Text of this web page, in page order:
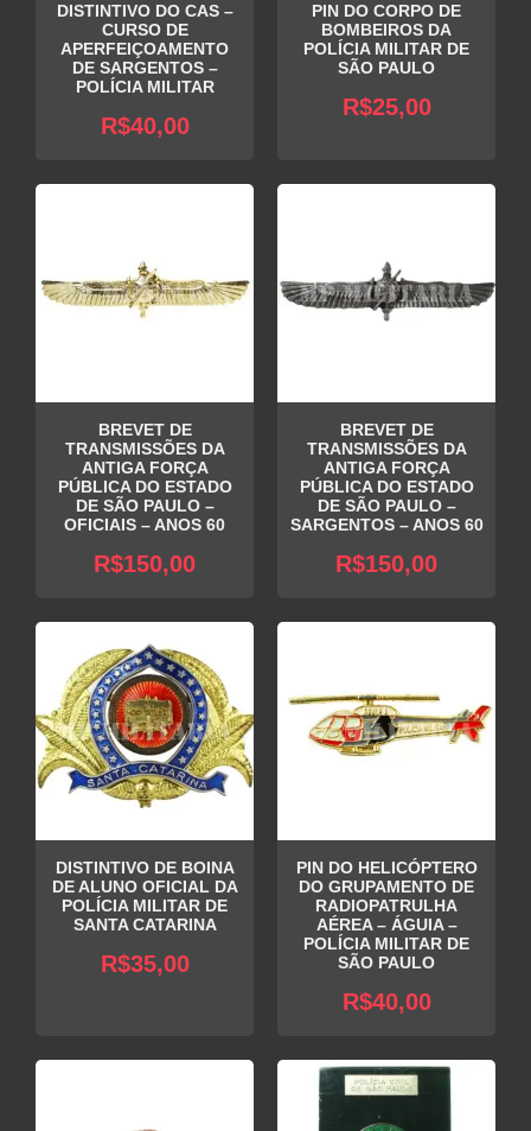
DISTINTIVO DO CAS –
CURSO DE
APERFEIÇOAMENTO
DE SARGENTOS –
POLÍCIA MILITAR
R$40,00
PIN DO CORPO DE
BOMBEIROS DA
POLÍCIA MILITAR DE
SÃO PAULO
R$25,00
BREVET DE
TRANSMISSÕES DA
ANTIGA FORÇA
PÚBLICA DO ESTADO
DE SÃO PAULO –
OFICIAIS – ANOS 60
R$150,00
BREVET DE
TRANSMISSÕES DA
ANTIGA FORÇA
PÚBLICA DO ESTADO
DE SÃO PAULO –
SARGENTOS – ANOS 60
R$150,00
DISTINTIVO DE BOINA
DE ALUNO OFICIAL DA
POLÍCIA MILITAR DE
SANTA CATARINA
R$35,00
PIN DO HELICÓPTERO
DO GRUPAMENTO DE
RADIOPATRULHA
AÉREA – ÁGUIA –
POLÍCIA MILITAR DE
SÃO PAULO
R$40,00